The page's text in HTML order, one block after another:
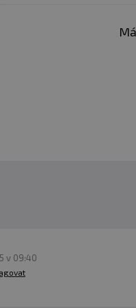
pre všetkých, ktorí
Zaspávate neskoro, v
často nie je dĺžka
.
A keďže prípravok
v 09:40